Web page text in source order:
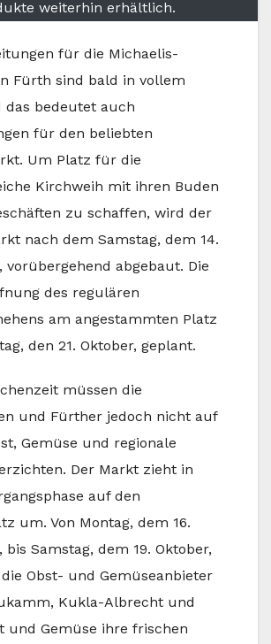
weiterhin erhältlich.
für die Michaelis-
Fürth sind bald in vollem
das bedeutet auch
für den beliebten
Um Platz für die
Kirchweih mit ihren Buden
zu schaffen, wird der
nach dem Samstag, dem 14.
vorübergehend abgebaut. Die
des regulären
am angestammten Platz
den 21. Oktober, geplant.
müssen die
und Fürther jedoch nicht auf
Gemüse und regionale
Der Markt zieht in
auf den
um. Von Montag, dem 16.
bis Samstag, dem 19. Oktober,
Obst- und Gemüseanbieter
Kukla-Albrecht und
und Gemüse ihre frischen